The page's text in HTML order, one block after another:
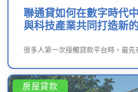
聯通貸如何在數字時代
與科技產業共同打造新
很多人第一次接觸貸款平台時，最先
房屋貸款